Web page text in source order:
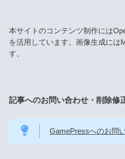
本サイトのコンテンツ制作には
を活用しています。画像生成には
す。
記事へのお問い合わせ・削除修
GamePressへのお問